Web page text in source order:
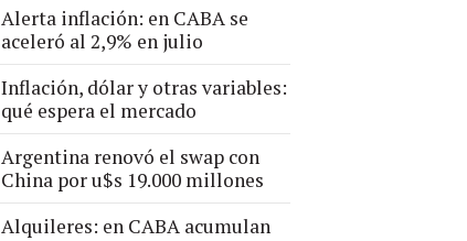
Alerta inflación: en CABA se
aceleró al 2,9% en julio
Inflación, dólar y otras variables:
qué espera el mercado
Argentina renovó el swap con
China por u$s 19.000 millones
Alquileres: en CABA acumulan